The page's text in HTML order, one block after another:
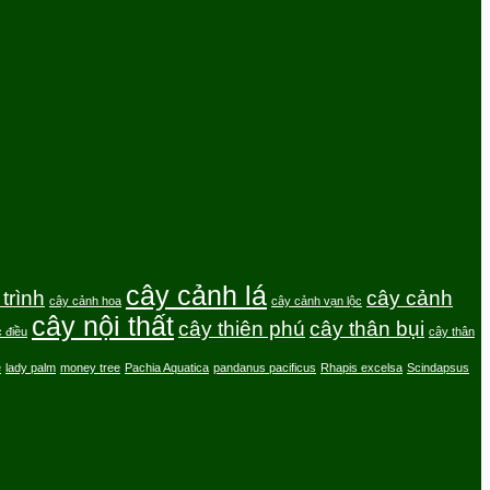
cây cảnh hoa cây cảnh lá cây cảnh vạn lộc cây cảnh
điều cây nội thấtcây thiên phú cây thân bụi cây thân
lady palm money tree Pachia Aquatica pandanus pacificus Rhapis excelsa Scindapsus